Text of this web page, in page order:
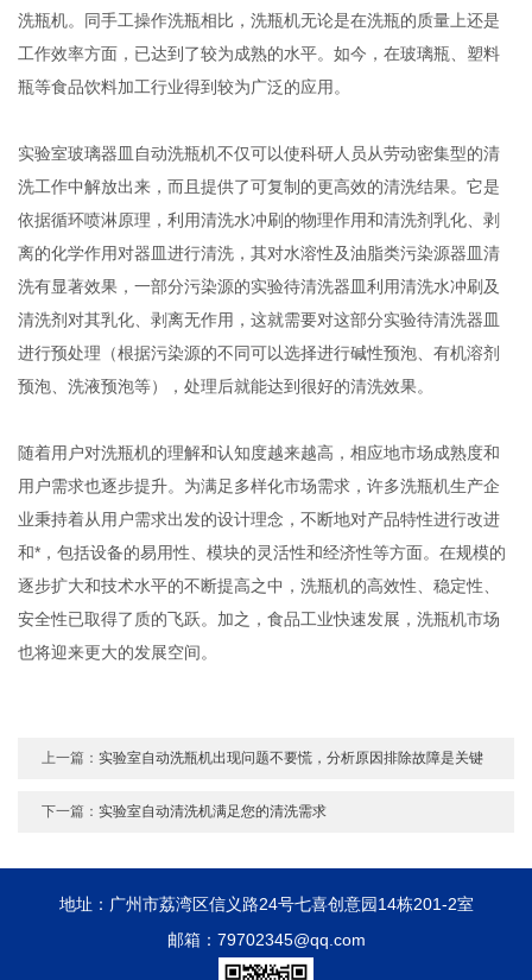
洗瓶机。同手工操作洗瓶相比，洗瓶机无论是在洗瓶的质量上还是
工作效率方面，已达到了较为成熟的水平。如今，在玻璃瓶、塑料
瓶等食品饮料加工行业得到较为广泛的应用。
实验室玻璃器皿自动洗瓶机不仅可以使科研人员从劳动密集型的清
洗工作中解放出来，而且提供了可复制的更高效的清洗结果。它是
依据循环喷淋原理，利用清洗水冲刷的物理作用和清洗剂乳化、剥
离的化学作用对器皿进行清洗，其对水溶性及油脂类污染源器皿清
洗有显著效果，一部分污染源的实验待清洗器皿利用清洗水冲刷及
清洗剂对其乳化、剥离无作用，这就需要对这部分实验待清洗器皿
进行预处理（根据污染源的不同可以选择进行碱性预泡、有机溶剂
预泡、洗液预泡等），处理后就能达到很好的清洗效果。
随着用户对洗瓶机的理解和认知度越来越高，相应地市场成熟度和
用户需求也逐步提升。为满足多样化市场需求，许多洗瓶机生产企
业秉持着从用户需求出发的设计理念，不断地对产品特性进行改进
和*，包括设备的易用性、模块的灵活性和经济性等方面。在规模的
逐步扩大和技术水平的不断提高之中，洗瓶机的高效性、稳定性、
安全性已取得了质的飞跃。加之，食品工业快速发展，洗瓶机市场
也将迎来更大的发展空间。
上一篇：实验室自动洗瓶机出现问题不要慌，分析原因排除故障是关键
下一篇：实验室自动清洗机满足您的清洗需求
地址：广州市荔湾区信义路24号七喜创意园14栋201-2室
邮箱：79702345@qq.com